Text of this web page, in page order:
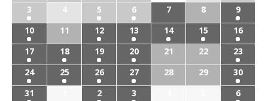
3
4 5 6 7 8
9
10
11 12 13 14 15
16
17
18 19 20 21 22
23
24
25 26 27 28 29
30
31
2 3 6